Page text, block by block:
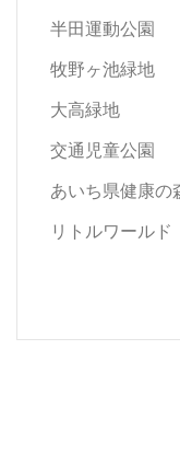
半田運動公園
牧野ヶ池緑地
大高緑地
交通児童公園
あいち県健康の
リトルワールド